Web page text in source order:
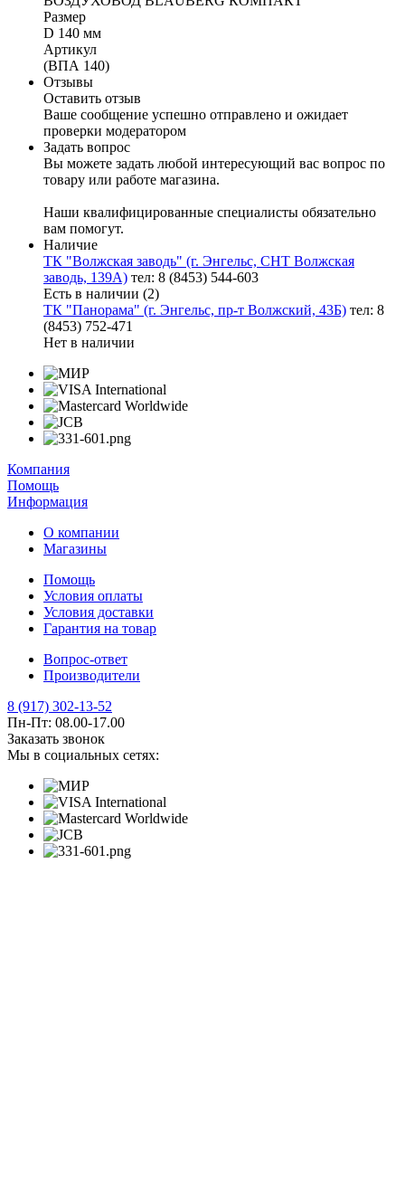
Размер
D 140 мм
Артикул
(ВПА 140)
Отзывы
Оставить отзыв
Ваше сообщение успешно отправлено и ожидает
проверки модератором
Задать вопрос
Вы можете задать любой интересующий вас вопрос по
товару или работе магазина.
Наши квалифицированные специалисты обязательно
вам помогут.
Наличие
ТК "Волжская заводь" (г. Энгельс, СНТ Волжская
заводь, 139А) тел: 8 (8453) 544-603
Есть в наличии (2)
ТК "Панорама" (г. Энгельс, пр-т Волжский, 43Б) тел: 8
(8453) 752-471
Нет в наличии
Компания
Помощь
Информация
О компании
Магазины
Помощь
Условия оплаты
Условия доставки
Гарантия на товар
Вопрос-ответ
Производители
8 (917) 302-13-52
Пн-Пт: 08.00-17.00
Заказать звонок
Мы в социальных сетях: